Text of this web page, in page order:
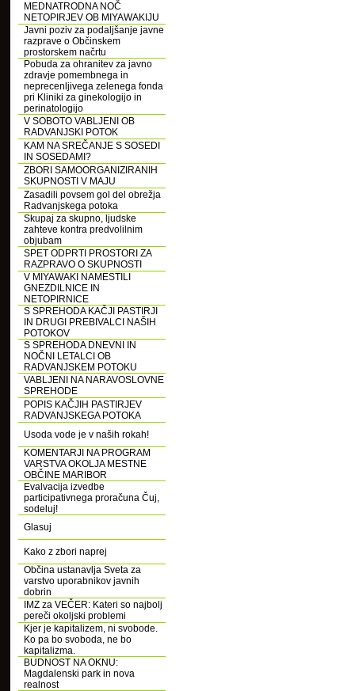
MEDNATRODNA NOČ
NETOPIRJEV OB MIYAWAKIJU
Javni poziv za podaljšanje javne
razprave o Občinskem
prostorskem načrtu
Pobuda za ohranitev za javno
zdravje pomembnega in
neprecenljivega zelenega fonda
pri Kliniki za ginekologijo in
perinatologijo
V SOBOTO VABLJENI OB
RADVANJSKI POTOK
KAM NA SREČANJE S SOSEDI
IN SOSEDAMI?
ZBORI SAMOORGANIZIRANIH
SKUPNOSTI V MAJU
Zasadili povsem gol del obrežja
Radvanjskega potoka
Skupaj za skupno, ljudske
zahteve kontra predvolilnim
objubam
SPET ODPRTI PROSTORI ZA
RAZPRAVO O SKUPNOSTI
V MIYAWAKI NAMESTILI
GNEZDILNICE IN
NETOPIRNICE
S SPREHODA KAČJI PASTIRJI
IN DRUGI PREBIVALCI NAŠIH
POTOKOV
S SPREHODA DNEVNI IN
NOČNI LETALCI OB
RADVANJSKEM POTOKU
VABLJENI NA NARAVOSLOVNE
SPREHODE
POPIS KAČJIH PASTIRJEV
RADVANJSKEGA POTOKA
Usoda vode je v naših rokah!
KOMENTARJI NA PROGRAM
VARSTVA OKOLJA MESTNE
OBČINE MARIBOR
Evalvacija izvedbe
participativnega proračuna Čuj,
sodeluj!
Glasuj
Kako z zbori naprej
Občina ustanavlja Sveta za
varstvo uporabnikov javnih
dobrin
IMZ za VEČER: Kateri so najbolj
pereči okoljski problemi
Kjer je kapitalizem, ni svobode.
Ko pa bo svoboda, ne bo
kapitalizma.
BUDNOST NA OKNU:
Magdalenski park in nova
realnost